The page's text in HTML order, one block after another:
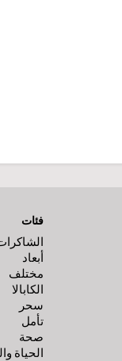
فئات
أبعاد
مختلف
الكابالا
سحر
تأمل
صحة
الحياة